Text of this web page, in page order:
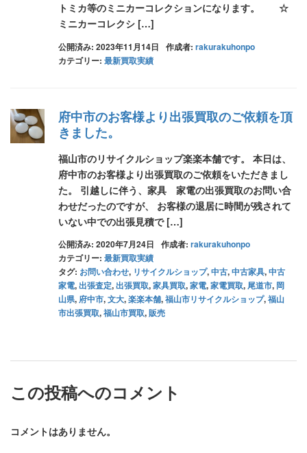
トミカ等のミニカーコレクションになります。 ☆
ミニカーコレクシ […]
公開済み: 2023年11月14日 作成者: rakurakuhonpo
カテゴリー: 最新買取実績
府中市のお客様より出張買取のご依頼を頂
きました。
福山市のリサイクルショップ楽楽本舗です。 本日は、
府中市のお客様より出張買取のご依頼をいただきまし
た。 引越しに伴う、家具 家電の出張買取のお問い合
わせだったのですが、 お客様の退居に時間が残されて
いない中での出張見積で […]
公開済み: 2020年7月24日 作成者: rakurakuhonpo
カテゴリー: 最新買取実績
タグ: お問い合わせ, リサイクルショップ,中古,中古家具,中古
家電,出張査定,出張買取,家具買取,家電,家電買取, 尾道市, 岡
山県, 府中市,文大,楽楽本舗,福山市リサイクルショップ,福山
市出張買取,福山市買取,販売
この投稿へのコメント
コメントはありません。